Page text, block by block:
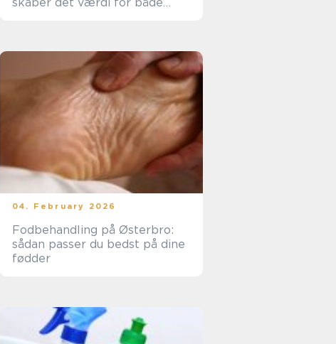
04. February 2026
Fodbehandling på Østerbro:
sådan passer du bedst på dine
fødder